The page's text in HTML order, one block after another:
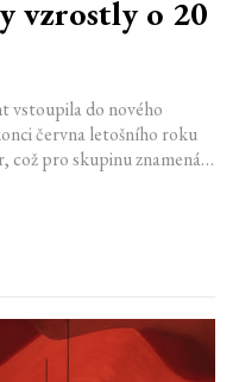
vzrostly o 20
vstoupila do nového
června letošního roku
což pro skupinu znamená
nejistotu